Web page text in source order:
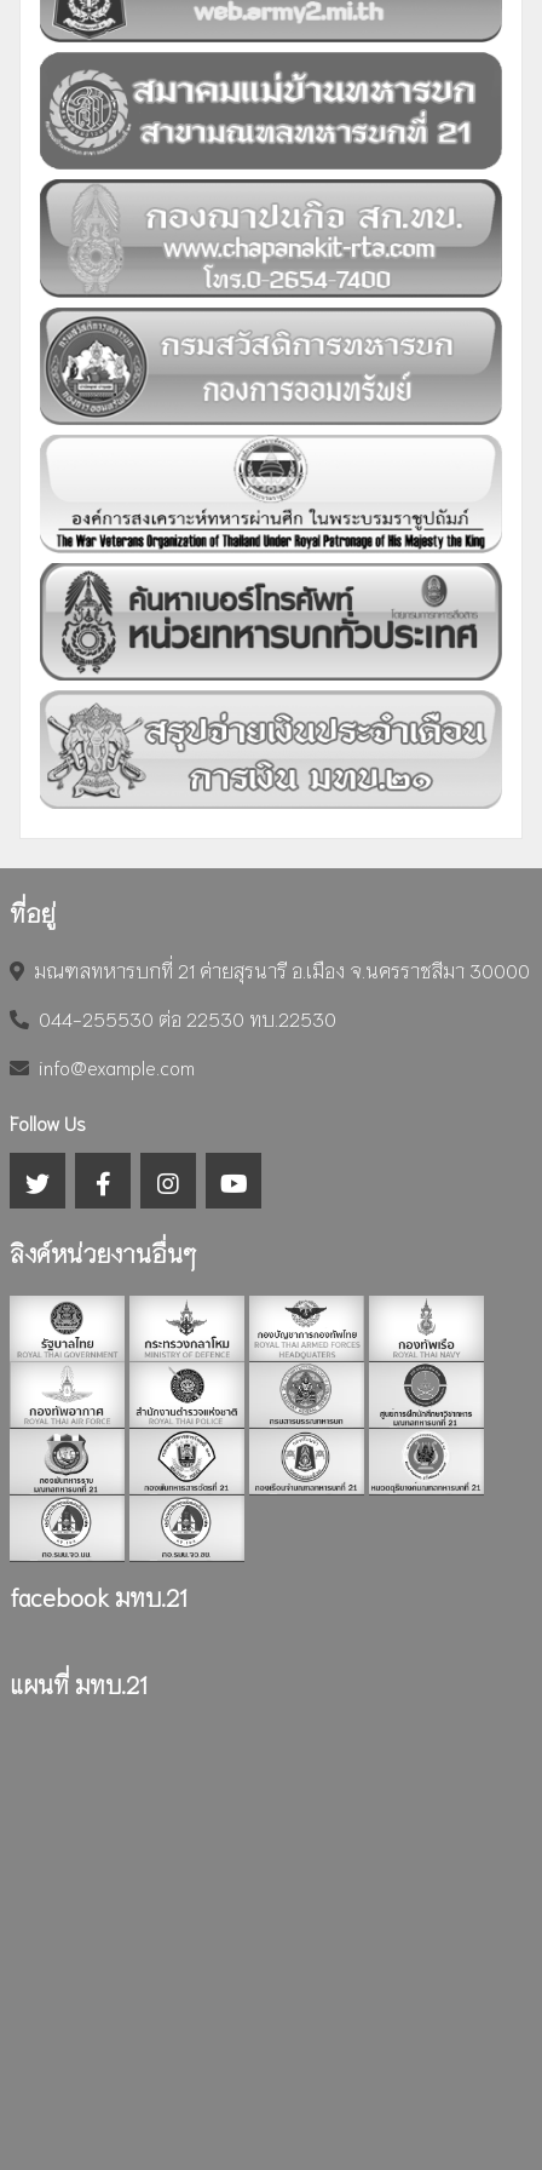
ที่อยู่
มณฑลทหารบกที่ 21 ค่ายสุรนารี อ.เมือง จ.นครราชสีมา 30000
044-255530 ต่อ 22530 ทบ.22530
info@example.com
Follow Us
ลิงค์หน่วยงานอื่นๆ
facebook มทบ.21
แผนที่ มทบ.21